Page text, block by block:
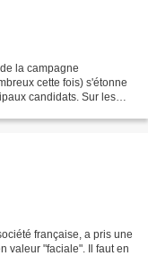
la campagne
cette fois) s'étonne
candidats. Sur les
française, a pris une
valeur "faciale". Il faut en